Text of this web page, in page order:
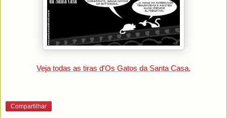
Veja todas as tiras d'Os Gatos da Santa Casa.
Compartilhar